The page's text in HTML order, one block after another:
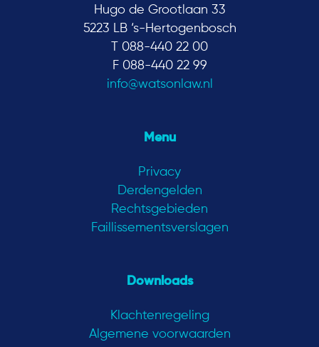
Hugo de Grootlaan 33
5223 LB ‘s-Hertogenbosch
T 088-440 22 00
F 088-440 22 99
info@watsonlaw.nl
Menu
Privacy
Derdengelden
Rechtsgebieden
Faillissementsverslagen
Downloads
Klachtenregeling
Algemene voorwaarden